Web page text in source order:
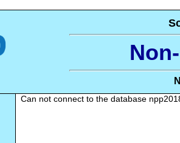
Can not connect to the database